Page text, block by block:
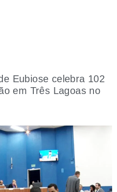
Eubiose celebra 102
em Três Lagoas no